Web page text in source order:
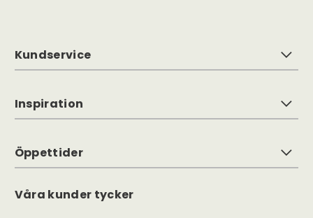
Kundservice
Inspiration
Öppettider
Våra kunder tycker